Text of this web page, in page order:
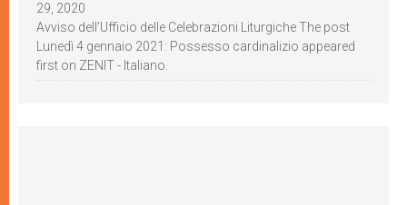
29, 2020
Avviso dell’Ufficio delle Celebrazioni Liturgiche The post
Lunedì 4 gennaio 2021: Possesso cardinalizio appeared
first on ZENIT - Italiano.